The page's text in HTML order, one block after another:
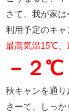
さて、我が家
利用予定のキ
最高気温15℃、
－２℃
秋キャンを通
さーて、しっ